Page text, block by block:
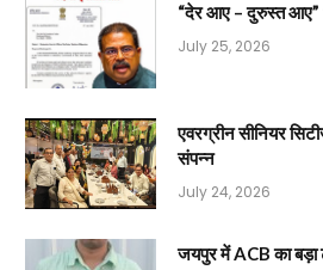
“देर आए – दुरुस्त आए”
July 25, 2026
एवरग्रीन सीनियर
संपन्न
July 24, 2026
जयपुर में ACB का बड़ा